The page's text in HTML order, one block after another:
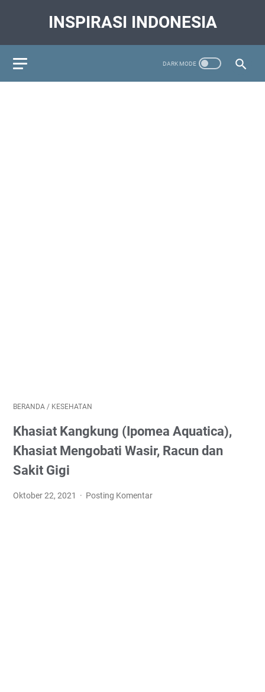
INSPIRASI INDONESIA
BERANDA / KESEHATAN
Khasiat Kangkung (Ipomea Aquatica),
Khasiat Mengobati Wasir, Racun dan
Sakit Gigi
Oktober 22, 2021 Posting Komentar